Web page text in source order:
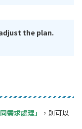
the plan.
需求處理」
，則可以